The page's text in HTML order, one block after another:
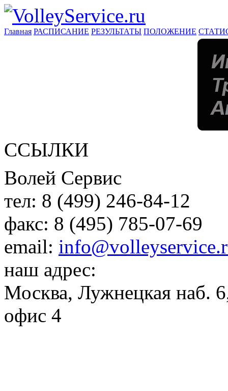
Главная РАСПИСАНИЕ РЕЗУЛЬТАТЫ ПОЛОЖЕНИЕ
ССЫЛКИ
Волей Сервис
тел: 8 (499) 246-84-12
факс: 8 (495) 785-07-69
email:
наш адрес:
Москва, Лужнецкая наб.
офис 4